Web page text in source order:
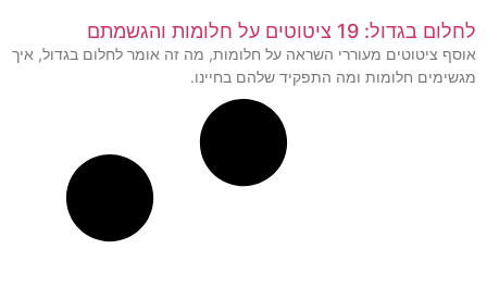
לחלום בגדול: 19 ציטוטים על חלומות והגשמתם
אוסף ציטוטים מעוררי השראה על חלומות, מה זה אומר לחלום בגדול, איך
מגשימים חלומות ומה התפקיד שלהם בחיינו.